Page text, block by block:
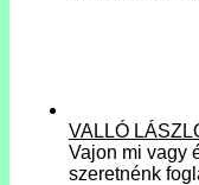
VALLÓ
Vajon mi vagy
szeretnénk